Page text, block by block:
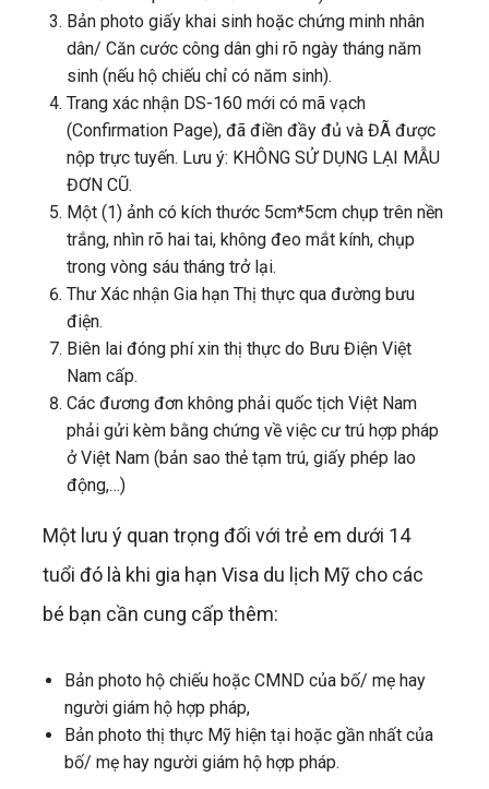
Bản photo giấy khai sinh hoặc chứng minh nhân
dân/ Căn cước công dân ghi rõ ngày tháng năm
sinh (nếu hộ chiếu chỉ có năm sinh).
Trang xác nhận DS-160 mới có mã vạch
(Confirmation Page), đã điền đầy đủ và ĐÃ được
nộp trực tuyến. Lưu ý: KHÔNG SỬ DỤNG LẠI MẪU
ĐƠN CŨ.
Một (1) ảnh có kích thước 5cm*5cm chụp trên nền
trắng, nhìn rõ hai tai, không đeo mắt kính, chụp
trong vòng sáu tháng trở lại.
Thư Xác nhận Gia hạn Thị thực qua đường bưu
điện.
Biên lai đóng phí xin thị thực do Bưu Điện Việt
Nam cấp.
Các đương đơn không phải quốc tịch Việt Nam
phải gửi kèm bằng chứng về việc cư trú hợp pháp
ở Việt Nam (bản sao thẻ tạm trú, giấy phép lao
động,…)
Một lưu ý quan trọng đối với trẻ em dưới 14
tuổi đó là khi gia hạn Visa du lịch Mỹ cho các
bé bạn cần cung cấp thêm:
Bản photo hộ chiếu hoặc CMND của bố/ mẹ hay
người giám hộ hợp pháp,
Bản photo thị thực Mỹ hiện tại hoặc gần nhất của
bố/ mẹ hay người giám hộ hợp pháp.